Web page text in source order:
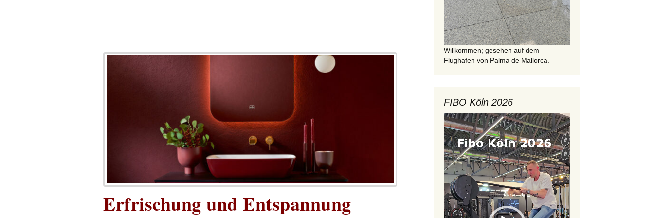
Erfrischung und Entspannung
Willkommen; gesehen auf dem
Flughafen von Palma de Mallorca.
FIBO Köln 2026
Video-
Player